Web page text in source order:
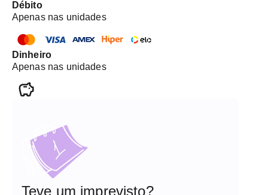
Débito
Apenas nas unidades
Dinheiro
Apenas nas unidades
Teve um imprevisto?